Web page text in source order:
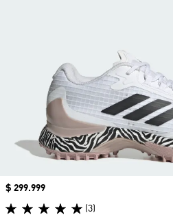
Precio
$ 299.999
(3)